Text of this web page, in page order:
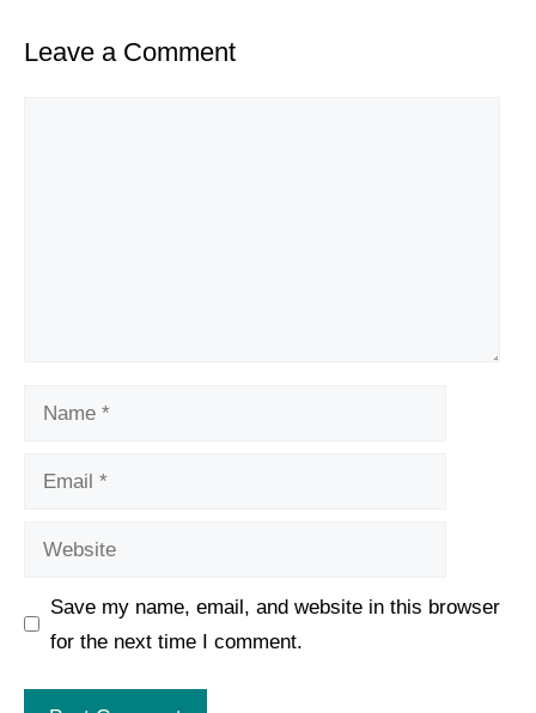
Leave a Comment
Name
Email
Website
Save my name, email, and website in this browser
for the next time I comment.